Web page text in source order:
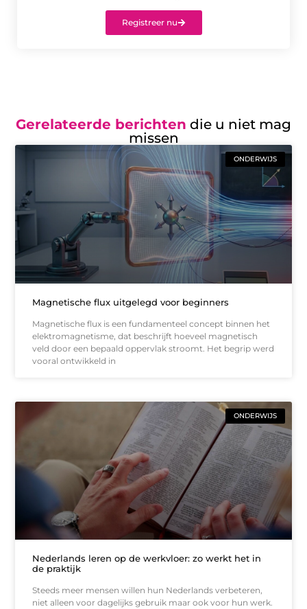
Registreer nu
Gerelateerde berichten die u niet mag
missen
ONDERWIJS
Magnetische flux uitgelegd voor beginners
Magnetische flux is een fundamenteel concept binnen het
elektromagnetisme, dat beschrijft hoeveel magnetisch
veld door een bepaald oppervlak stroomt. Het begrip werd
vooral ontwikkeld in
ONDERWIJS
Nederlands leren op de werkvloer: zo werkt het in
de praktijk
Steeds meer mensen willen hun Nederlands verbeteren,
niet alleen voor dagelijks gebruik maar ook voor hun werk.